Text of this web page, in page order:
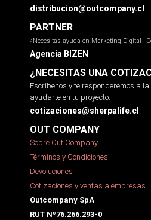
distribucion@outcompany.cl
PARTNER
¿Necesitas ayuda en Marketing Digital -
Agencia BIZEN
¿NECESITAS UNA
Escríbenos y te responderemos a
ayudarte en tu proyecto.
cotizaciones@sherpalife.cl
OUT COMPANY
Sobre Out Company
Términos y Condiciones
Devoluciones
Cotizaciones y ventas a empresas
Outcompany SpA
RUT Nº76.266.293-0